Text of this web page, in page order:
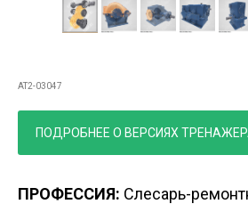
AT2-03047
ПОДРОБНЕЕ О ВЕРСИЯХ
ПРОФЕССИЯ: Слесарь-